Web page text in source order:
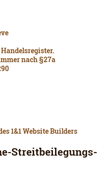
nach §27a
1&1 Website Builders
Streitbeilegungs-